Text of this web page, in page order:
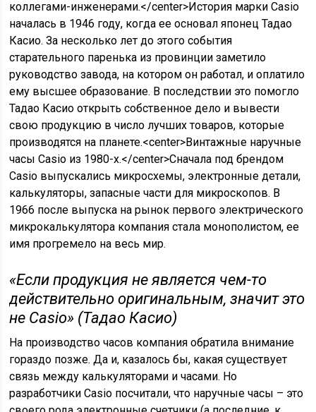
коллегами-инженерами.</center>История марки Casio
началась в 1946 году, когда ее основал японец Тадао
Касио. За несколько лет до этого события
старательного паренька из провинции заметило
руководство завода, на котором он работал, и оплатило
ему высшее образование. В последствии это помогло
Тадао Касио открыть собственное дело и вывести
свою продукцию в число лучших товаров, которые
производятся на планете.<center>Винтажные наручные
часы Casio из 1980-x.</center>Сначала под брендом
Casio выпускались микросхемы, электронные детали,
калькуляторы, запасные части для микроскопов. В
1966 после выпуска на рынок первого электрического
микрокалькулятора компания стала монополистом, ее
имя прогремело на весь мир.
«Если продукция не является чем-то
действительно оригинальным, значит это
не Casio» (Тадао Касио)
На производство часов компания обратила внимание
гораздо позже. Да и, казалось бы, какая существует
связь между калькуляторами и часами. Но
разработчики Casio посчитали, что наручные часы – это